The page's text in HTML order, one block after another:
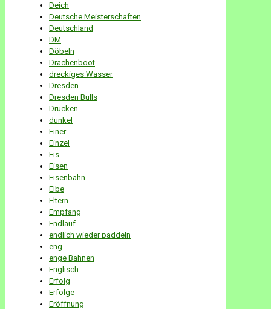
Deich
Deutsche Meisterschaften
Deutschland
DM
Döbeln
Drachenboot
dreckiges Wasser
Dresden
Dresden Bulls
Drücken
dunkel
Einer
Einzel
Eis
Eisen
Eisenbahn
Elbe
Eltern
Empfang
Endlauf
endlich wieder paddeln
eng
enge Bahnen
Englisch
Erfolg
Erfolge
Eröffnung